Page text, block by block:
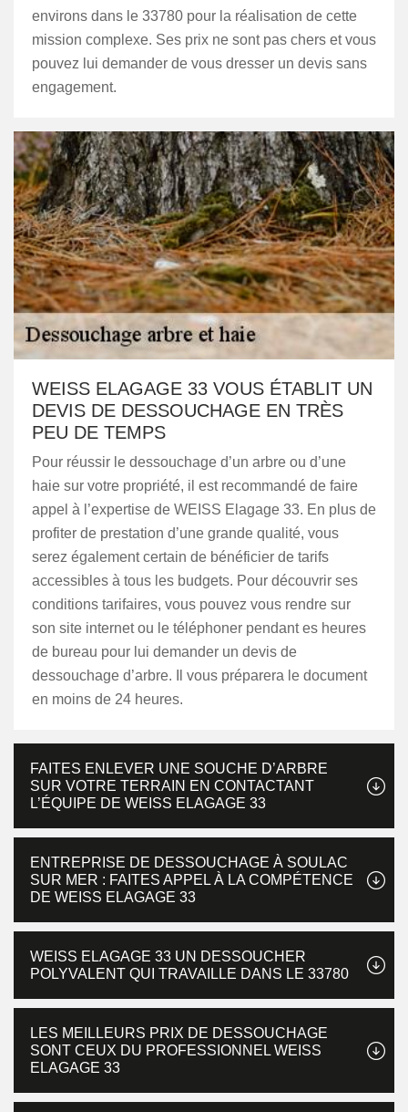
environs dans le 33780 pour la réalisation de cette
mission complexe. Ses prix ne sont pas chers et vous
pouvez lui demander de vous dresser un devis sans
engagement.
WEISS ELAGAGE 33 VOUS ÉTABLIT UN
DEVIS DE DESSOUCHAGE EN TRÈS
PEU DE TEMPS
Pour réussir le dessouchage d’un arbre ou d’une
haie sur votre propriété, il est recommandé de faire
appel à l’expertise de WEISS Elagage 33. En plus de
profiter de prestation d’une grande qualité, vous
serez également certain de bénéficier de tarifs
accessibles à tous les budgets. Pour découvrir ses
conditions tarifaires, vous pouvez vous rendre sur
son site internet ou le téléphoner pendant es heures
de bureau pour lui demander un devis de
dessouchage d’arbre. Il vous préparera le document
en moins de 24 heures.
FAITES ENLEVER UNE SOUCHE D’ARBRE
SUR VOTRE TERRAIN EN CONTACTANT
L’ÉQUIPE DE WEISS ELAGAGE 33
ENTREPRISE DE DESSOUCHAGE À SOULAC
SUR MER : FAITES APPEL À LA COMPÉTENCE
DE WEISS ELAGAGE 33
WEISS ELAGAGE 33 UN DESSOUCHER
POLYVALENT QUI TRAVAILLE DANS LE 33780
LES MEILLEURS PRIX DE DESSOUCHAGE
SONT CEUX DU PROFESSIONNEL WEISS
ELAGAGE 33